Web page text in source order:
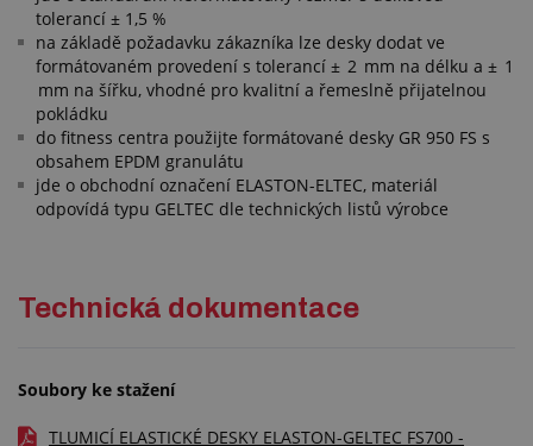
tolerancí ± 1,5 %
na základě požadavku zákazníka lze desky dodat ve
formátovaném provedení s tolerancí ± 2 mm na délku a ± 1
mm na šířku, vhodné pro kvalitní a řemeslně přijatelnou
pokládku
do fitness centra použijte formátované desky GR 950 FS s
obsahem EPDM granulátu
jde o obchodní označení ELASTON-ELTEC, materiál
odpovídá typu GELTEC dle technických listů výrobce
Technická dokumentace
Soubory ke stažení
TLUMICÍ ELASTICKÉ DESKY ELASTON-GELTEC FS700 -